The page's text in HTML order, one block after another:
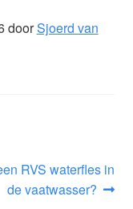
doorSjoerd van
RVS waterfles in
de vaatwasser?